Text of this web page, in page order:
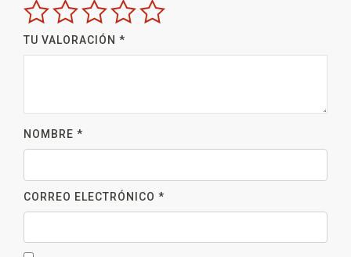
TU VALORACIÓN *
NOMBRE *
CORREO ELECTRÓNICO *